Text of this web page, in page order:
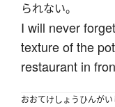
られない。
I will never
texture of the
restaurant in
おおてけしょうひんがい